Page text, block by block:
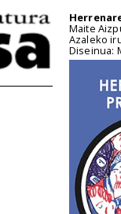
Maite
Azaleko
Diseinua: